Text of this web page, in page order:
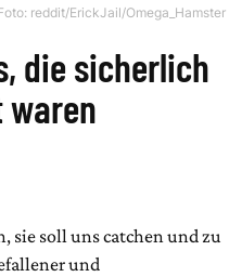
reddit/ErickJail/Omega_Hamster
die sicherlich
sie soll uns catchen und zu
und